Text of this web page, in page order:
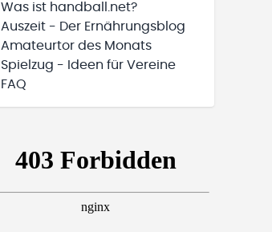
Was ist handball.net?
Auszeit - Der Ernährungsblog
Amateurtor des Monats
Spielzug - Ideen für Vereine
FAQ